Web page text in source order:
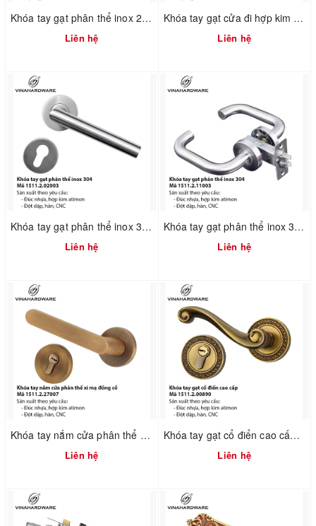
Khóa tay gạt phân thể inox 201 – Mã 1511.2.00316
Liên hệ
Khóa tay gạt cửa đi hợp kim màu đồng cổ điển – Mã 1511.2.24277
Liên hệ
Khóa tay gạt phân thể inox 304 – Mã 1511.2.02003
Liên hệ
Khóa tay gạt phân thể inox 304 – Mã 1511.2.11003
Liên hệ
Khóa tay nắm cửa phân thể xi mạ đồng cổ – Mã 1511.2.27007
Liên hệ
Khóa tay gạt cổ điển cao cấp – Mã 1511.2.00890 | Vinahardware
Liên hệ